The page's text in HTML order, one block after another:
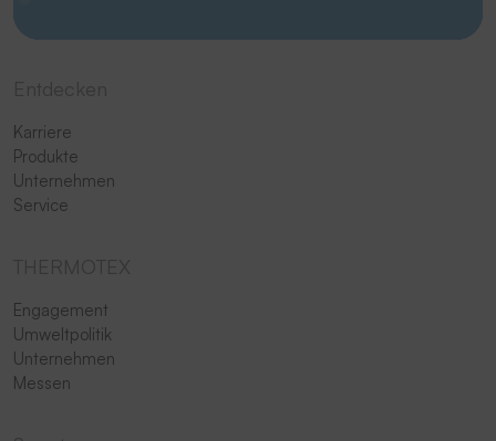
Karriere
Produkte
Unternehmen
Service
Engagement
Umweltpolitik
Unternehmen
Messen